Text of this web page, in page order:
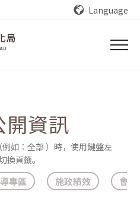
Language
開資訊
如：全部 ）時，使用鍵盤左
換頁籤。
專區 施政績效 會計